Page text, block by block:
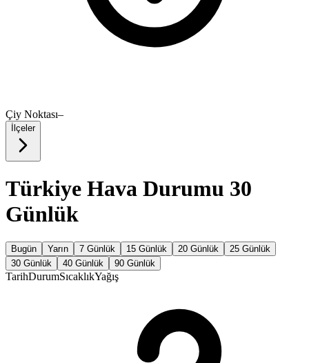
Çiy Noktası–
İlçeler
Türkiye Hava Durumu 30
Günlük
Bugün Yarın 7 Günlük 15 Günlük 20 Günlük
25 Günlük
30 Günlük
40 Günlük 90 Günlük
TarihDurumSıcaklıkYağış